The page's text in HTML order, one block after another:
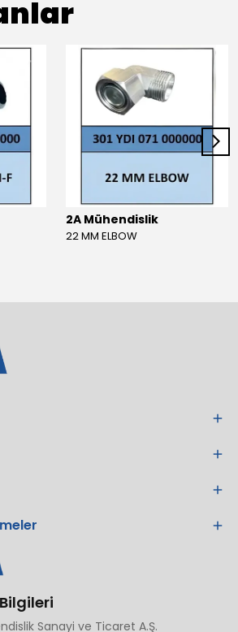
2A Mühendislik
22 MM ELBOW
Sanayi ve Ticaret A.Ş.